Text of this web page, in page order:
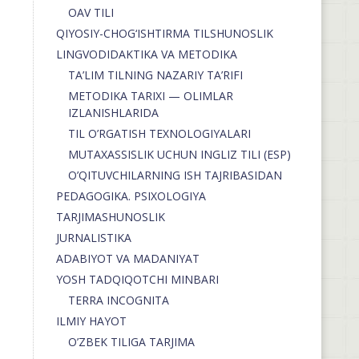
OAV TILI
QIYOSIY-CHOG‘ISHTIRMA TILSHUNOSLIK
LINGVODIDAKTIKA VA METODIKA
TA’LIM TILNING NAZARIY TA’RIFI
METODIKA TARIXI — OLIMLAR
IZLANISHLARIDA
TIL O’RGATISH TEXNOLOGIYALARI
MUTAXASSISLIK UCHUN INGLIZ TILI (ESP)
O’QITUVCHILARNING ISH TAJRIBASIDAN
PEDAGOGIKA. PSIXOLOGIYA
TARJIMASHUNOSLIK
JURNALISTIKA
ADABIYOT VA MADANIYAT
YOSH TADQIQOTCHI MINBARI
TERRA INCOGNITA
ILMIY HAYOT
O’ZBEK TILIGA TARJIMA